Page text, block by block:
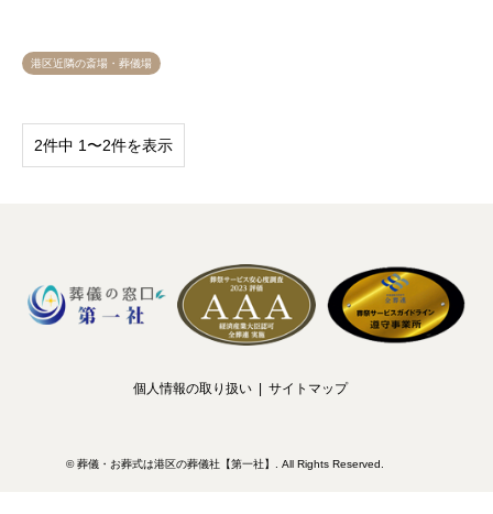
港区近隣の斎場・葬儀場
2件中 1〜2件を表示
個人情報の取り扱い サイトマップ
©葬儀・お葬式は港区の葬儀社【第一社】 . All Rights Reserved.